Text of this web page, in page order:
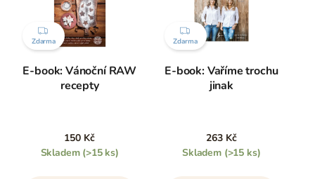
ZDARMA
Zdarma
E-book: Vánoční RAW
recepty
150 Kč
Skladem (>15 ks)
ZDARMA
Zdarma
E-book: Vaříme trochu
jinak
263 Kč
Skladem (>15 ks)